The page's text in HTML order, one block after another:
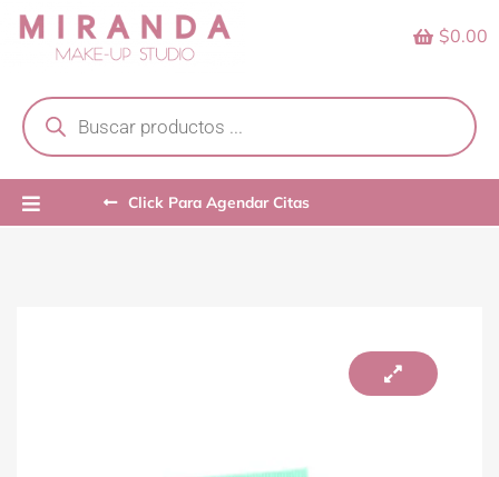
Skip
search
$0.00
Click Para Agendar Citas